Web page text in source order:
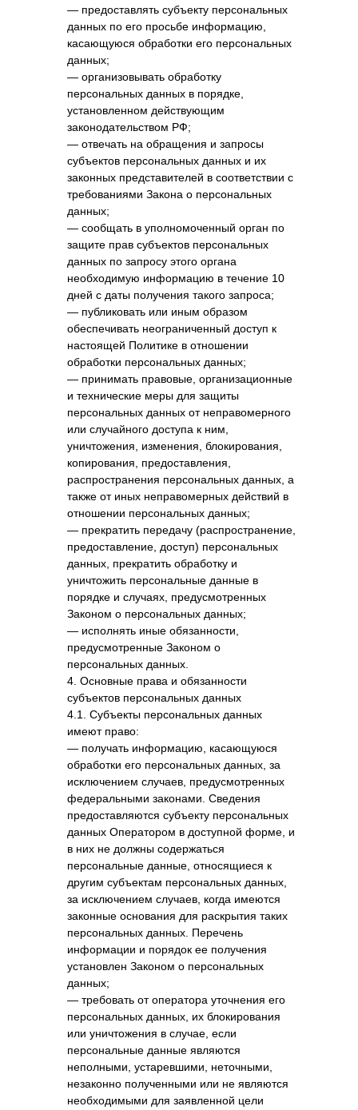
— предоставлять субъекту персональных
данных по его просьбе информацию,
касающуюся обработки его персональных
данных;
— организовывать обработку
персональных данных в порядке,
установленном действующим
законодательством РФ;
— отвечать на обращения и запросы
субъектов персональных данных и их
законных представителей в соответствии с
требованиями Закона о персональных
данных;
— сообщать в уполномоченный орган по
защите прав субъектов персональных
данных по запросу этого органа
необходимую информацию в течение 10
дней с даты получения такого запроса;
— публиковать или иным образом
обеспечивать неограниченный доступ к
настоящей Политике в отношении
обработки персональных данных;
— принимать правовые, организационные
и технические меры для защиты
персональных данных от неправомерного
или случайного доступа к ним,
уничтожения, изменения, блокирования,
копирования, предоставления,
распространения персональных данных, а
также от иных неправомерных действий в
отношении персональных данных;
— прекратить передачу (распространение,
предоставление, доступ) персональных
данных, прекратить обработку и
уничтожить персональные данные в
порядке и случаях, предусмотренных
Законом о персональных данных;
— исполнять иные обязанности,
предусмотренные Законом о
персональных данных.
4. Основные права и обязанности
субъектов персональных данных
4.1. Субъекты персональных данных
имеют право:
— получать информацию, касающуюся
обработки его персональных данных, за
исключением случаев, предусмотренных
федеральными законами. Сведения
предоставляются субъекту персональных
данных Оператором в доступной форме, и
в них не должны содержаться
персональные данные, относящиеся к
другим субъектам персональных данных,
за исключением случаев, когда имеются
законные основания для раскрытия таких
персональных данных. Перечень
информации и порядок ее получения
установлен Законом о персональных
данных;
— требовать от оператора уточнения его
персональных данных, их блокирования
или уничтожения в случае, если
персональные данные являются
неполными, устаревшими, неточными,
незаконно полученными или не являются
необходимыми для заявленной цели